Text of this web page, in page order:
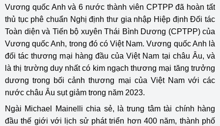
Vương quốc Anh và 6 nước thành viên CPTPP đã hoàn tất
thủ tục phê chuẩn Nghị định thư gia nhập Hiệp định Đối tác
Toàn diện và Tiến bộ xuyên Thái Bình Dương (CPTPP) của
Vương quốc Anh, trong đó có Việt Nam. Vương quốc Anh là
đối tác thương mại hàng đầu của Việt Nam tại châu Âu, và
là thị trường duy nhất có kim ngạch thương mại tăng trưởng
dương trong bối cảnh thương mại của Việt Nam với các
nước châu Âu sụt giảm trong năm 2023.
Ngài Michael Mainelli chia sẻ, là trung tâm tài chính hàng
đầu thế giới với lịch sử phát triển hơn 400 năm, thành phố